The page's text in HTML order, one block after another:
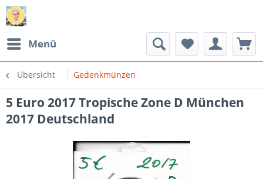
Menü
Übersicht Gedenkmünzen
5 Euro 2017 Tropische Zone D München
2017 Deutschland